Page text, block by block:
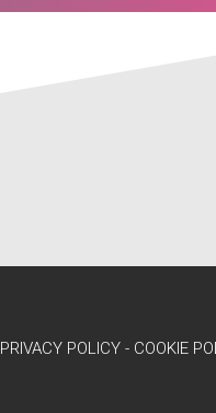
PRIVACY POLICY- COOKIE